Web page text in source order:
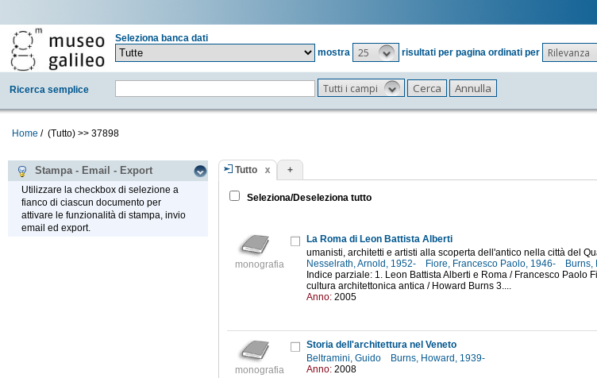
Seleziona banca dati
mostra
25 risultati per pagina ordinati per Rilevanza
Ricerca semplice Tutti i campi
Home / (Tutto) >> 37898
Stampa - Email - Export
Utilizzare la checkbox di selezione a
fianco di ciascun documento per
attivare le funzionalità di stampa, invio
email ed export.
Tutto +
Seleziona/Deseleziona tutto
monografia
La Roma di Leon Battista Alberti
umanisti, architetti e artisti alla scoperta dell'antico nella città del
Nesselrath, Arnold, 1952-
Fiore, Francesco Paolo, 1946- Burns,
Indice parziale: 1. Leon Battista Alberti e Roma / Francesco Paolo
cultura architettonica antica / Howard Burns 3....
Anno: 2005
monografia
Storia dell'architettura nel Veneto
Beltramini, Guido
Burns, Howard, 1939-
Anno: 2008